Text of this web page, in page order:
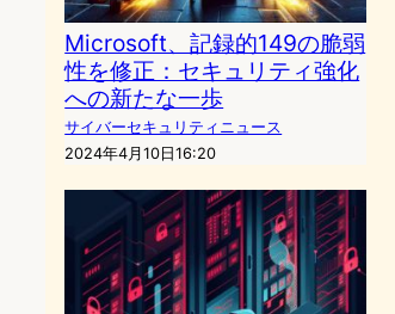
Microsoft、記録的149の脆弱
性を修正：セキュリティ強化
への新たな一歩
サイバーセキュリティニュース
2024年4月10日16:20